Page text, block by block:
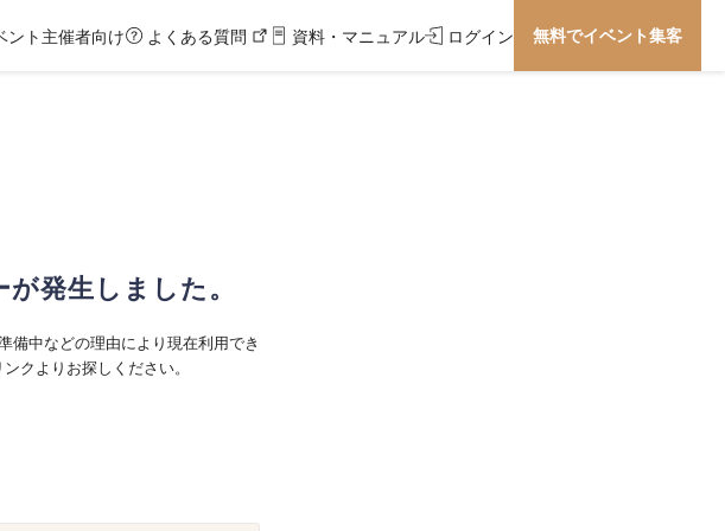
ント主催者向け よくある質問 資料・マニュアル ログイン 無料でイベント集客
発生しました。
備中などの理由により現在利用でき
クよりお探しください。